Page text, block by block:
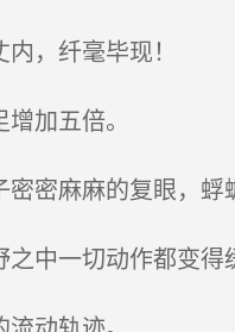
，纤毫毕现！
加五倍。
密麻麻的复眼，蜉
中一切动作都变得